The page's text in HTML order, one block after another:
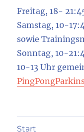
Freitag, 18-
Samstag, 10-
sowie
Sonntag, 10-
10-13 Uhr
Start